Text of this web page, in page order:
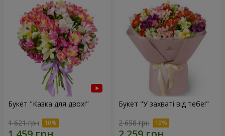
Букет "Казка для двох!"
1 621 грн
Букет "У захваті від тебе!"
2 658 грн